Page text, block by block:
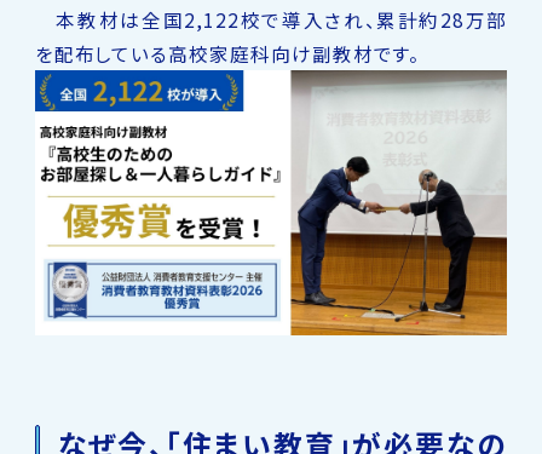
本教材は全国2,122校で導入され、累計約28万部
を配布している高校家庭科向け副教材です。
なぜ今、「住まい教育」が必要なの